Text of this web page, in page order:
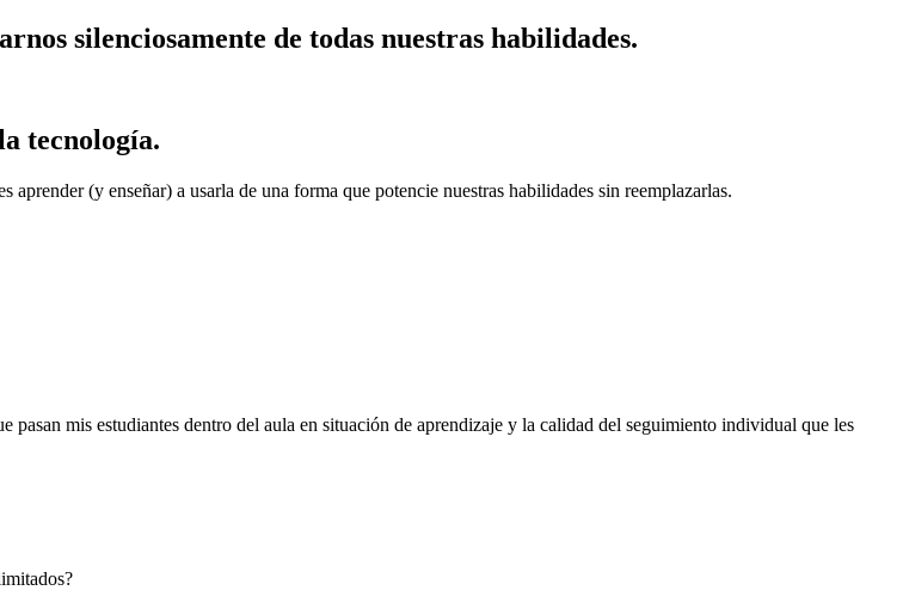
silenciosamente de todas nuestras habilidades.
tecnología.
aprender (y enseñar) a usarla de una forma que potencie nuestras habilidades sin reemplazarlas.
pasan mis estudiantes dentro del aula en situación de aprendizaje y la calidad del seguimiento individual que les